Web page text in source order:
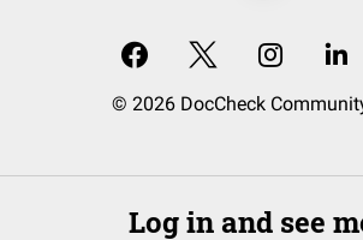
© 2026 DocCheck
Log in and see